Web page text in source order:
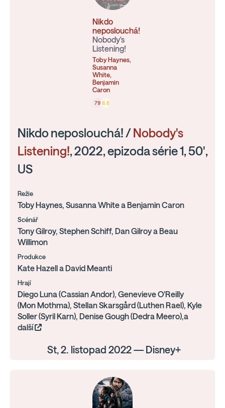
Nikdo
neposlouchá!
Nobody's
Listening!
Toby Haynes,
Susanna
White,
Benjamin
Caron
79 8.6
Nikdo neposlouchá! / Nobody's
Listening!, 2022, epizoda série 1, 50',
US
Režie
Toby Haynes, Susanna White a Benjamin Caron
Scénář
Tony Gilroy, Stephen Schiff, Dan Gilroy a Beau
Willimon
Produkce
Kate Hazell a David Meanti
Hrají
Diego Luna (Cassian Andor), Genevieve O'Reilly
(Mon Mothma), Stellan Skarsgård (Luthen Rael), Kyle
Soller (Syril Karn), Denise Gough (Dedra Meero),a
další
St, 2. listopad 2022 — Disney+